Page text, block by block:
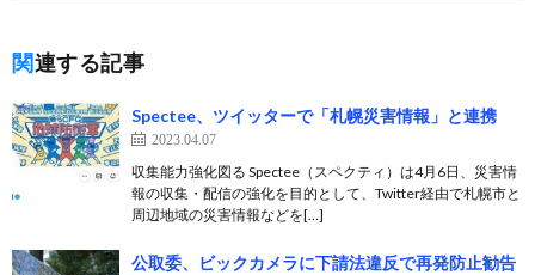
関連する記事
Spectee、ツイッターで「札幌災害情報」と連携
2023.04.07
収集能力強化図る Spectee（スペクティ）は4月6日、災害情
報の収集・配信の強化を目的として、Twitter経由で札幌市と
周辺地域の災害情報などを[…]
公取委、ビックカメラに下請法違反で再発防止勧告